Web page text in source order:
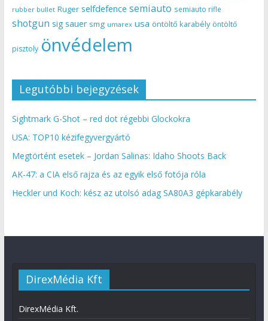
rubber bullet Ruger selfdefence semiauto semiauto rifle
shotgun sig sauer smg umarex usa öntöltő karabély öntöltő
pisztoly önvédelem
Legutóbbi bejegyzések
Sightmark G-Shot – red dot régebbi Glockokra
USA: TOP10 kézifegyvergyártó
Megtörtént esetek – Jordan Salinas: Idaho Shoots Back
AK-47: a CIA első rajza és az egyik első fotója róla
Heckler und Koch: kész az utolsó adag SA80A3 gépkarabély
DirexMédia Kft
DirexMédia Kft.